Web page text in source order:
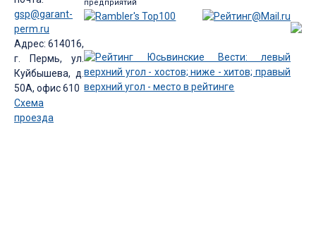
gsp@garant-
perm.ru
Адрес: 614016,
г. Пермь, ул.
Куйбышева, д.
50А, офис 610
Схема
проезда
предприятий